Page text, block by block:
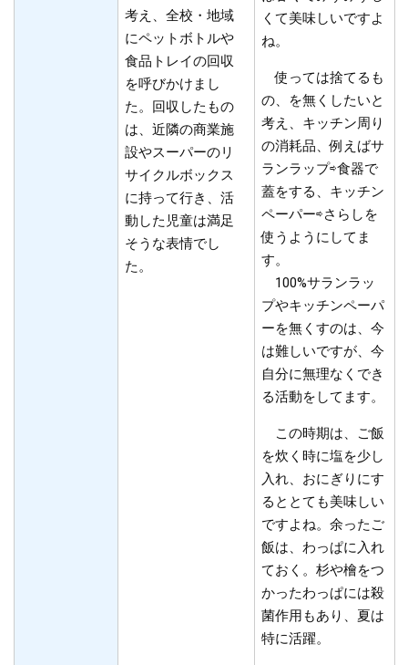
考え、全校・地域
にペットボトルや
食品トレイの回収
を呼びかけまし
た。回収したもの
は、近隣の商業施
設やスーパーのリ
サイクルボックス
に持って行き、活
動した児童は満足
そうな表情でし
た。
くて美味しいですよ
ね。
使っては捨てるも
の、を無くしたいと
考え、キッチン周り
の消耗品、例えばサ
ランラップ⇨食器で
蓋をする、キッチン
ペーパー⇨さらしを
使うようにしてま
す。
100%サランラッ
プやキッチンペーパ
ーを無くすのは、今
は難しいですが、今
自分に無理なくでき
る活動をしてます。
この時期は、ご飯
を炊く時に塩を少し
入れ、おにぎりにす
るととても美味しい
ですよね。余ったご
飯は、わっぱに入れ
ておく。杉や檜をつ
かったわっぱには殺
菌作用もあり、夏は
特に活躍。